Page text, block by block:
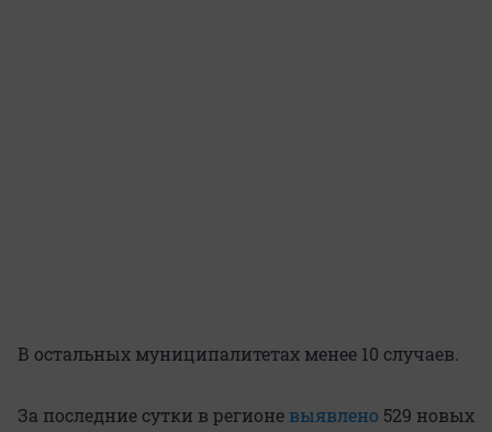
В остальных муниципалитетах менее 10 случаев.
За последние сутки в регионе выявлено 529 новых